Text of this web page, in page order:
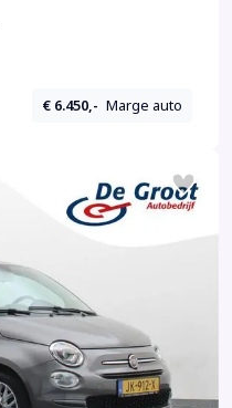
€ 6.450,- Marge auto